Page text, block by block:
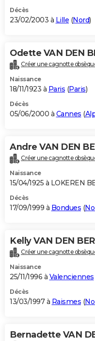
Décès
23/02/2003 à Lille (Nord)
Odette VAN DEN
Créer une cagnotte
Naissance
18/11/1923 à Paris (Paris)
Décès
05/06/2000 à Cannes (
Andre VAN DEN
Créer une cagnotte
Naissance
15/04/1925 à LOKEREN
Décès
17/09/1999 à Bondues (
Kelly VAN DEN
Créer une cagnotte
Naissance
25/11/1996 à Valenciennes
Décès
13/03/1997 à Raismes (
Bernadette VAN